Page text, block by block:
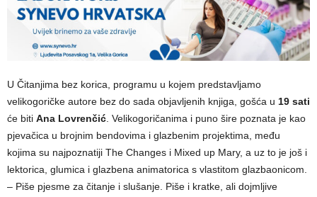
U Čitanjima bez korica, programu u kojem predstavljamo
velikogoričke autore bez do sada objavljenih knjiga, gošća u 19 sati
će biti Ana Lovrenčić . Velikogoričanima i puno šire poznata je kao
pjevačica u brojnim bendovima i glazbenim projektima, među
kojima su najpoznatiji The Changes i Mixed up Mary, a uz to je još i
lektorica, glumica i glazbena animatorica s vlastitom glazbaonicom.
– Piše pjesme za čitanje i slušanje. Piše i kratke, ali dojmljive